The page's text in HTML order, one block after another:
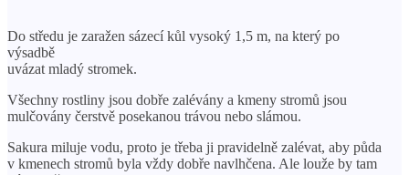
Do středu je zaražen sázecí kůl vysoký 1,5 m, na který po
výsadbě
uvázat mladý stromek.
Všechny rostliny jsou dobře zalévány a kmeny stromů jsou
mulčovány čerstvě posekanou trávou nebo slámou.
Sakura miluje vodu, proto je třeba ji pravidelně zalévat, aby půda
v kmenech stromů byla vždy dobře navlhčena. Ale louže by tam